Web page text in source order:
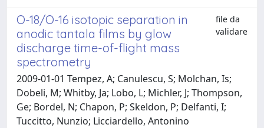
O-18/O-16 isotopic separation in
anodic tantala films by glow
discharge time-of-flight mass
spectrometry
file da
validare
2009-01-01 Tempez, A; Canulescu, S; Molchan, Is;
Dobeli, M; Whitby, Ja; Lobo, L; Michler, J; Thompson,
Ge; Bordel, N; Chapon, P; Skeldon, P; Delfanti, I;
Tuccitto, Nunzio; Licciardello, Antonino